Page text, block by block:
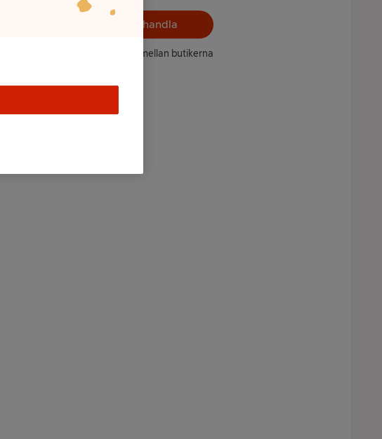
Välj butik och handla
Sortimentet kan variera mellan butikerna